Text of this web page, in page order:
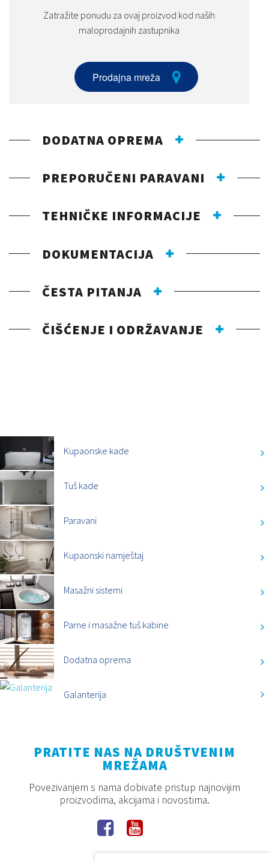
Zatražite ponudu za ovaj proizvod kod naših
maloprodajnih zastupnika
Prodajna mreža
DODATNA OPREMA
PREPORUČENI PARAVANI
TEHNIČKE INFORMACIJE
DOKUMENTACIJA
ČESTA PITANJA
ČIŠĆENJE I ODRŽAVANJE
Kupaonske kade
Tuš kade
Paravani
Kupaonski namještaj
Masažni sistemi
Parne i masažne tuš kabine
Dodatna oprema
Galanterija
PRATITE NAS NA DRUŠTVENIM
MREŽAMA
Povezivanjem s nama dobivate pristup najnovijim
proizvodima, akcijama i novostima.